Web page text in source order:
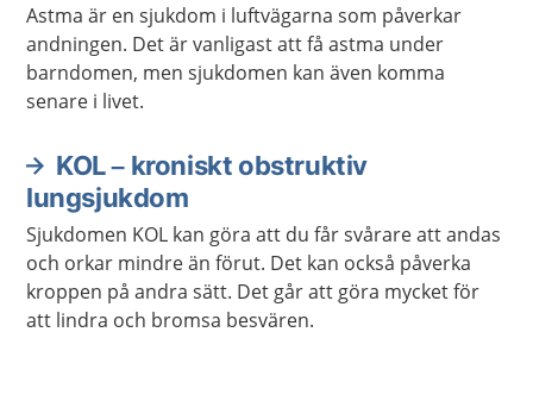
Astma är en sjukdom i luftvägarna som påverkar
andningen. Det är vanligast att få astma under
barndomen, men sjukdomen kan även komma
senare i livet.
KOL – kroniskt obstruktiv
lungsjukdom
Sjukdomen KOL kan göra att du får svårare att andas
och orkar mindre än förut. Det kan också påverka
kroppen på andra sätt. Det går att göra mycket för
att lindra och bromsa besvären.